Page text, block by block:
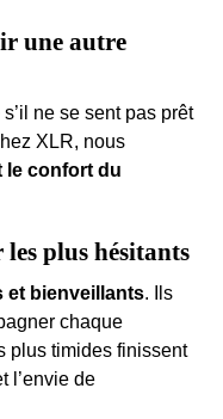
une autre
s’il ne se sent pas prêt
XLR, nous
le confort du
plus hésitants
et bienveillants. Ils
chaque
plus timides finissent
l’envie de